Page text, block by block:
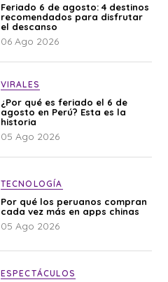
Feriado 6 de agosto: 4 destinos
recomendados para disfrutar
el descanso
06 Ago 2026
VIRALES
¿Por qué es feriado el 6 de
agosto en Perú? Esta es la
historia
05 Ago 2026
TECNOLOGÍA
Por qué los peruanos compran
cada vez más en apps chinas
05 Ago 2026
ESPECTÁCULOS